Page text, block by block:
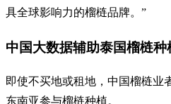
具全球影响力的榴梿品牌。”
中国大数据辅助泰国榴梿种
即使不买地或租地，中国榴梿业
东南亚参与榴梿种植。